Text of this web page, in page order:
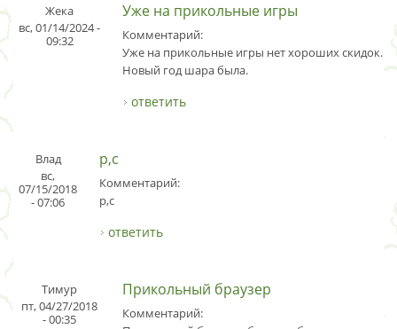
Жека
вс, 01/14/2024 -
09:32
Уже на прикольные игры
Комментарий:
Уже на прикольные игры нет хороших скидок. А
Новый год шара была.
ответить
Влад
вс,
07/15/2018
- 07:06
p,c
Комментарий:
p,c
ответить
Тимур
пт, 04/27/2018
- 00:35
Прикольный браузер
Комментарий: